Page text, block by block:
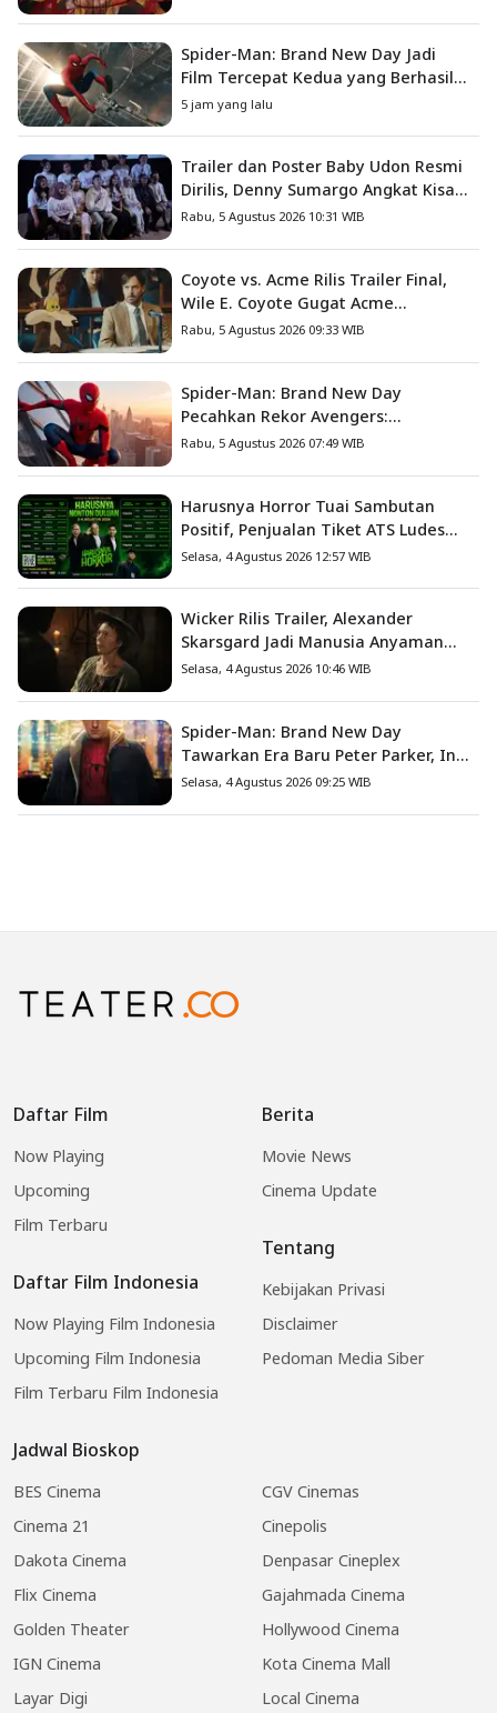
Spider-Man: Brand New Day Jadi
Film Tercepat Kedua yang Berhasil
Tembus US$1 Miliar
5 jam yang lalu
Trailer dan Poster Baby Udon Resmi
Dirilis, Denny Sumargo Angkat Kisah
Nyata Fanny Kondoh
Rabu, 5 Agustus 2026 10:31 WIB
Coyote vs. Acme Rilis Trailer Final,
Wile E. Coyote Gugat Acme
Corporation ke Pengadilan
Rabu, 5 Agustus 2026 09:33 WIB
Spider-Man: Brand New Day
Pecahkan Rekor Avengers:
Endgame, Cetak Debut Box Office
Rabu, 5 Agustus 2026 07:49 WIB
Harusnya Horror Tuai Sambutan
Positif, Penjualan Tiket ATS Ludes
Terjual
Selasa, 4 Agustus 2026 12:57 WIB
Wicker Rilis Trailer, Alexander
Skarsgard Jadi Manusia Anyaman
Jerami dalam Romansa Paling
Selasa, 4 Agustus 2026 10:46 WIB
Spider-Man: Brand New Day
Tawarkan Era Baru Peter Parker, Ini
8 Fakta Menarik yang Wajib
Selasa, 4 Agustus 2026 09:25 WIB
Daftar Film
Now Playing
Upcoming
Film Terbaru
Daftar Film Indonesia
Now Playing Film Indonesia
Upcoming Film Indonesia
Film Terbaru Film Indonesia
Jadwal Bioskop
BES Cinema
CGV Cinemas
Cinema 21
Cinepolis
Dakota Cinema
Denpasar Cineplex
Flix Cinema
Gajahmada Cinema
Golden Theater
Hollywood Cinema
IGN Cinema
Kota Cinema Mall
Layar Digi
Local Cinema
Berita
Movie News
Cinema Update
Tentang
Kebijakan Privasi
Disclaimer
Pedoman Media Siber